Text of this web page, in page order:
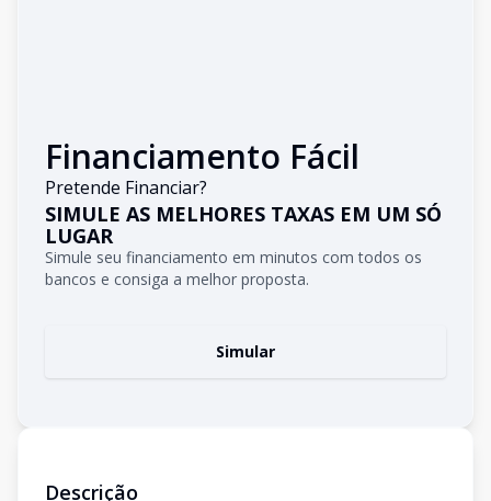
Financiamento Fácil
Pretende Financiar?
SIMULE AS MELHORES TAXAS EM UM SÓ
LUGAR
Simule seu financiamento em minutos com todos os
bancos e consiga a melhor proposta.
Simular
Descrição